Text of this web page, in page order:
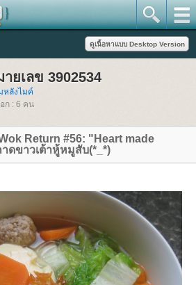
ยเลข 3902534
หลังไมค์
ก : 6 คน
Return #56: "Heart made
ดขาวเต้าหู้หมูสับ(*_*)